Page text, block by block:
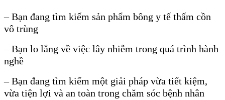
– Bạn đang tìm kiếm sản phẩm bông y tế thấm cồn
vô trùng
– Bạn lo lắng về việc lây nhiễm trong quá trình hành
nghề
– Bạn đang tìm kiếm một giải pháp vừa tiết kiệm,
vừa tiện lợi và an toàn trong chăm sóc bệnh nhân